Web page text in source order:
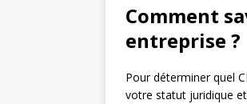
Comment
entreprise ?
Pour déterminer quel
votre statut juridique